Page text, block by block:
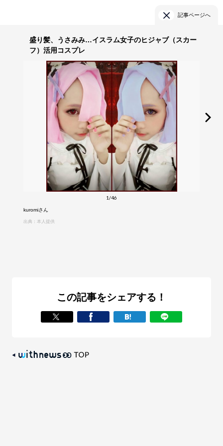
記事ページへ
盛り髪、うさみみ…イスラム女子のヒジャブ（スカー
フ）活用コスプレ
1/46
kuromiさん
出典：本人提供
この記事をシェアする！